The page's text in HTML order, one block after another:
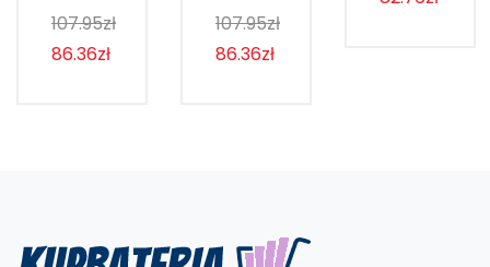
107.95zł
86.36zł
107.95zł
86.36zł